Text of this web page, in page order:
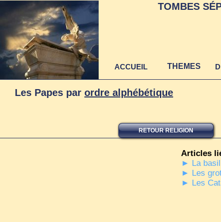
RETOUR RELIGION
Les Papes par ordre alphébétique
Articles
► La
► Les
► Les
TOMBES
ACCUEIL THEMES